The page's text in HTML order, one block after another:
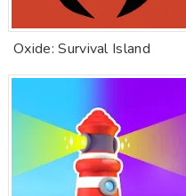
Oxide: Survival Island